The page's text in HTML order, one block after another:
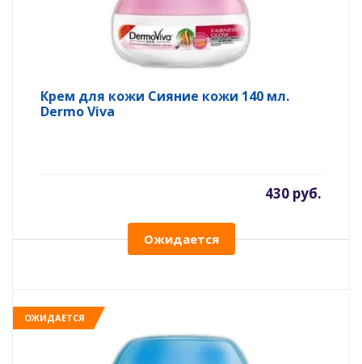
Крем для кожи Сияние кожи 140 мл.
Dermo Viva
430 руб.
Ожидается
ОЖИДАЕТСЯ